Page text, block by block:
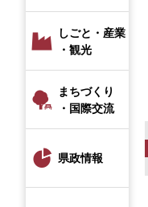
しごと・産業
・観光
まちづくり
・国際交流
県政情報